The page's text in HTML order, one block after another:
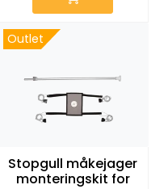
Outlet
Stopgull måkejager
monteringskit for